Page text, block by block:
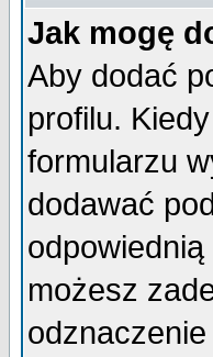
Jak mogę
Aby dodać
profilu.
formularzu
dodawać
możesz